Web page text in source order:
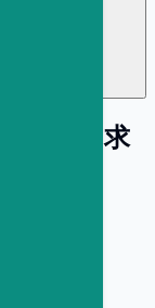
ている求